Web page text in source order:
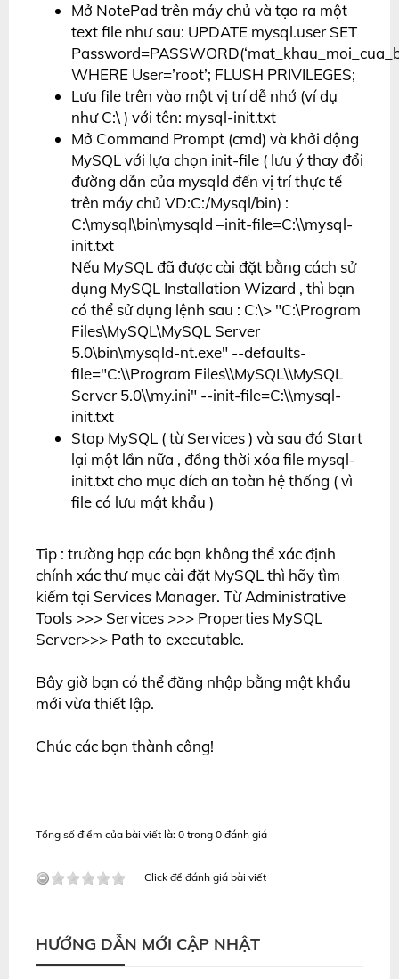
Mở NotePad trên máy chủ và tạo ra một
text file như sau: UPDATE mysql.user SET
WHERE User=’root’; FLUSH PRIVILEGES;
Lưu file trên vào một vị trí dễ nhớ (ví dụ
như C:\ ) với tên: mysql-init.txt
Mở Command Prompt (cmd) và khởi động
MySQL với lựa chọn init-file ( lưu ý thay đổi
đường dẫn của mysqld đến vị trí thực tế
trên máy chủ VD:C:/Mysql/bin) :
C:\mysql\bin\mysqld –init-file=C:\\mysql-
init.txt
Nếu MySQL đã được cài đặt bằng cách sử
dụng MySQL Installation Wizard , thì bạn
có thể sử dụng lệnh sau : C:\> "C:\Program
Files\MySQL\MySQL Server
5.0\bin\mysqld-nt.exe" --defaults-
file="C:\\Program Files\\MySQL\\MySQL
Server 5.0\\my.ini" --init-file=C:\\mysql-
init.txt
Stop MySQL ( từ Services ) và sau đó Start
lại một lần nữa , đồng thời xóa file mysql-
init.txt cho mục đích an toàn hệ thống ( vì
file có lưu mật khẩu )
Tip : trường hợp các bạn không thể xác định
chính xác thư mục cài đặt MySQL thì hãy tìm
kiếm tại Services Manager. Từ Administrative
Tools >>> Services >>> Properties MySQL
Server>>> Path to executable.
Bây giờ bạn có thể đăng nhập bằng mật khẩu
mới vừa thiết lập.
Chúc các bạn thành công!
Tổng số điểm của bài viết là: 0 trong 0 đánh giá
Click để đánh giá bài viết
HƯỚNG DẪN MỚI CẬP NHẬT